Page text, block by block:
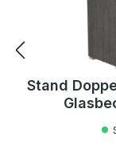
Stand